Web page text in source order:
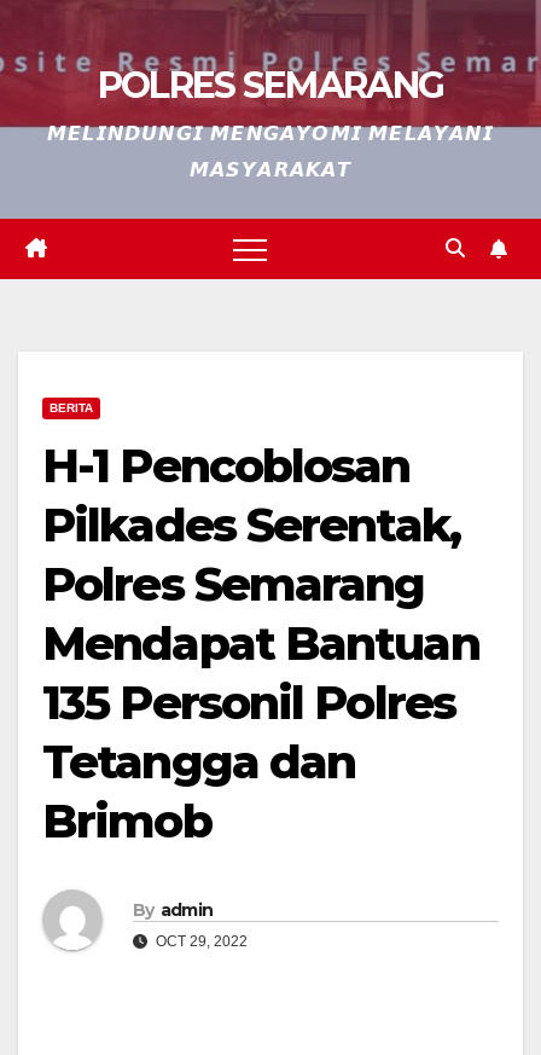
POLRES SEMARANG
𝙈𝙀𝙇𝙄𝙉𝘿𝙐𝙉𝙂𝙄 𝙈𝙀𝙉𝙂𝘼𝙔𝙊𝙈𝙄 𝙈𝙀𝙇𝘼𝙔𝘼𝙉𝙄
𝙈𝘼𝙎𝙔𝘼𝙍𝘼𝙆𝘼𝙏
BERITA
H-1 Pencoblosan
Pilkades Serentak,
Polres Semarang
Mendapat Bantuan
135 Personil Polres
Tetangga dan
Brimob
By admin
OCT 29, 2022